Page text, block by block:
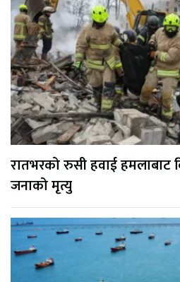
रातभरको रुसी हवाई हमलाबाट
जनाको मृत्यु